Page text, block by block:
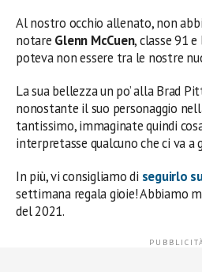
Al nostro occhio allenato, non
notare Glenn McCuen, classe 91
poteva non essere tra le nostre
La sua bellezza un po’ alla Brad
nonostante il suo personaggio
tantissimo, immaginate quindi
interpretasse qualcuno che ci va a
In più, vi consigliamo di seguirlo
settimana regala gioie! Abbiamo
del 2021.